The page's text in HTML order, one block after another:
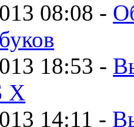
08:08 -
18:53 -
X
14:11 -